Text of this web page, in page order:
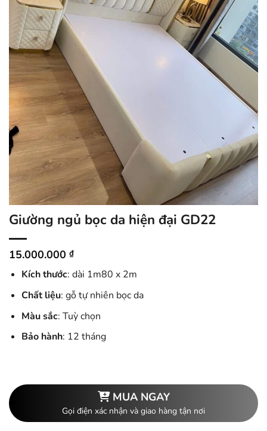
Giường ngủ bọc da hiện đại GD22
15.000.000 ₫
Kích thước: dài 1m80 x 2m
Chất liệu: gỗ tự nhiên bọc da
Màu sắc: Tuỳ chọn
Bảo hành: 12 tháng
MUA NGAY
Gọi điện xác nhận và giao hàng tận nơi